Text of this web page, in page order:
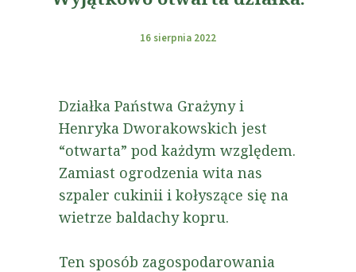
16 sierpnia 2022
Działka Państwa Grażyny i
Henryka Dworakowskich jest
“otwarta” pod każdym względem.
Zamiast ogrodzenia wita nas
szpaler cukinii i kołyszące się na
wietrze baldachy kopru.
Ten sposób zagospodarowania